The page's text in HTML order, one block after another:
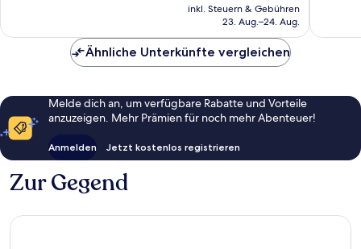
Preis
beträgt
inkl. Steuern & Gebühren
23. Aug.–24. Aug.
Ähnliche Unterkünfte vergleichen
Melde dich an, um verfügbare Rabatte und Vorteile
anzuzeigen. Mehr Prämien für noch mehr Abenteuer!
Anmelden Jetzt kostenlos registrieren
Zur Gegend